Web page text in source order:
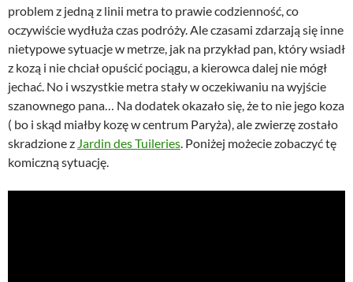
problem z jedną z linii metra to prawie codzienność, co
oczywiście wydłuża czas podróży. Ale czasami zdarzają się inne
nietypowe sytuacje w metrze, jak na przykład pan, który wsiadł
z kozą i nie chciał opuścić pociągu, a kierowca dalej nie mógł
jechać. No i wszystkie metra stały w oczekiwaniu na wyjście
szanownego pana… Na dodatek okazało się, że to nie jego koza
( bo i skąd miałby kozę w centrum Paryża), ale zwierzę zostało
skradzione z Jardin des Tuileries. Poniżej możecie zobaczyć tę
komiczną sytuację.